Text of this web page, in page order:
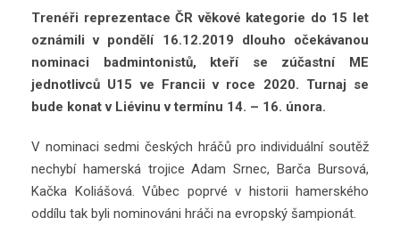
Trenéři reprezentace ČR věkové kategorie do 15 let
oznámili v pondělí 16.12.2019 dlouho očekávanou
nominaci badmintonistů, kteří se zúčastní ME
jednotlivců U15 ve Francii v roce 2020. Turnaj se
bude konat v Liévinu v termínu 14. – 16. února.
V nominaci sedmi českých hráčů pro individuální soutěž
nechybí hamerská trojice Adam Srnec, Barča Bursová,
Kačka Koliášová. Vůbec poprvé v historii hamerského
oddílu tak byli nominováni hráči na evropský šampionát.